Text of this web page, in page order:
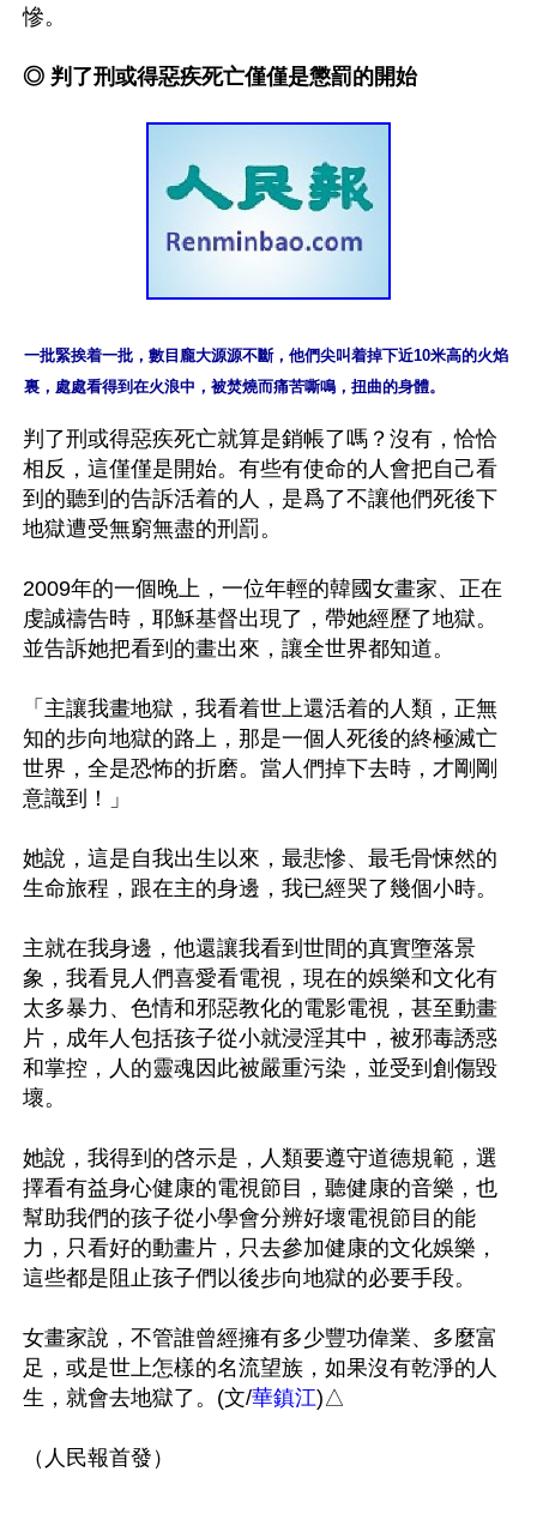
慘。
◎ 判了刑或得惡疾死亡僅僅是懲罰的開始
一批緊挨着一批，數目龐大源源不斷，他們尖叫着掉下近10米高的火焰
裏，處處看得到在火浪中，被焚燒而痛苦嘶鳴，扭曲的身體。
判了刑或得惡疾死亡就算是銷帳了嗎？沒有，恰恰
相反，這僅僅是開始。有些有使命的人會把自己看
到的聽到的告訴活着的人，是爲了不讓他們死後下
地獄遭受無窮無盡的刑罰。
2009年的一個晚上，一位年輕的韓國女畫家、正在
虔誠禱告時，耶穌基督出現了，帶她經歷了地獄。
並告訴她把看到的畫出來，讓全世界都知道。
「主讓我畫地獄，我看着世上還活着的人類，正無
知的步向地獄的路上，那是一個人死後的終極滅亡
世界，全是恐怖的折磨。當人們掉下去時，才剛剛
意識到！」
她說，這是自我出生以來，最悲慘、最毛骨悚然的
生命旅程，跟在主的身邊，我已經哭了幾個小時。
主就在我身邊，他還讓我看到世間的真實墮落景
象，我看見人們喜愛看電視，現在的娛樂和文化有
太多暴力、色情和邪惡教化的電影電視，甚至動畫
片，成年人包括孩子從小就浸淫其中，被邪毒誘惑
和掌控，人的靈魂因此被嚴重污染，並受到創傷毀
壞。
她說，我得到的啓示是，人類要遵守道德規範，選
擇看有益身心健康的電視節目，聽健康的音樂，也
幫助我們的孩子從小學會分辨好壞電視節目的能
力，只看好的動畫片，只去參加健康的文化娛樂，
這些都是阻止孩子們以後步向地獄的必要手段。
女畫家說，不管誰曾經擁有多少豐功偉業、多麼富
足，或是世上怎樣的名流望族，如果沒有乾淨的人
生，就會去地獄了。(文/華鎮江)△